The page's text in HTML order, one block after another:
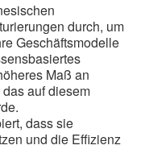
durch, um
Geschäftsmodelle
Maß an
auf diesem
dass sie
und die Effizienz